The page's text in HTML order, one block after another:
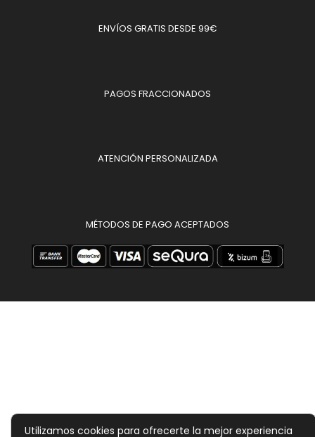
ENVÍOS GRATIS DESDE 99€
PAGOS FRACCIONADOS
ATENCIÓN PERSONALIZADA
MÉTODOS DE PAGO ACEPTADOS
Utilizamos cookies para ofrecerte la mejor experiencia